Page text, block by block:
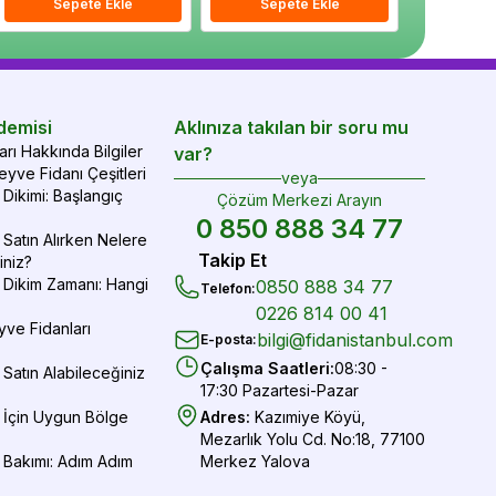
Sepete Ekle Sepete Ekle
Sepete Ekle Sepete Ekle
Hakkında Bilgiler
Fidanı Çeşitleri
Başlangıç
Alırken Nelere
Zamanı: Hangi
Fidanları
Alabileceğiniz
İçin Uygun Bölge
Adım Adım
Aklınıza takılan bir soru mu
var?
veya
Çözüm Merkezi Arayın
0 850 888 34 77
Takip Et
Telefon:0850 888 34 77
0226 814 00 41
E-posta:bilgi@fidanistanbul.com
Çalışma Saatleri:08:30 -
17:30 Pazartesi-Pazar
Adres: Kazımiye Köyü,
Mezarlık Yolu Cd. No:18, 77100
Merkez Yalova